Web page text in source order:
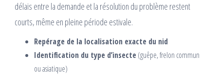
délais entre la demande et la résolution du problème restent
courts, même en pleine période estivale.
Repérage de la localisation exacte du nid
Identification du type d’insecte (guêpe, frelon commun
ou asiatique)